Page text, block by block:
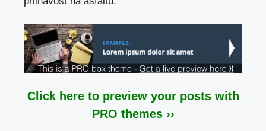
Click here to preview your posts with
PRO themes ››